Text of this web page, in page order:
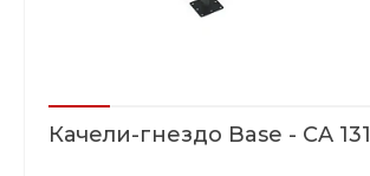
Качели-гнездо Base - CA 131